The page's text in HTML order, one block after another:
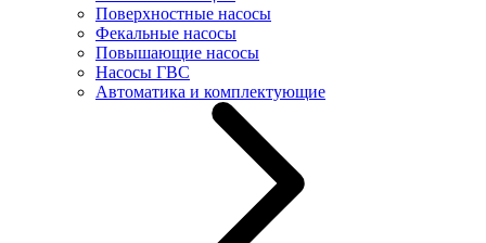
Поверхностные насосы
Фекальные насосы
Повышающие насосы
Насосы ГВС
Автоматика и комплектующие